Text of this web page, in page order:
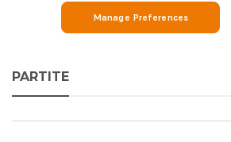
PARTITE